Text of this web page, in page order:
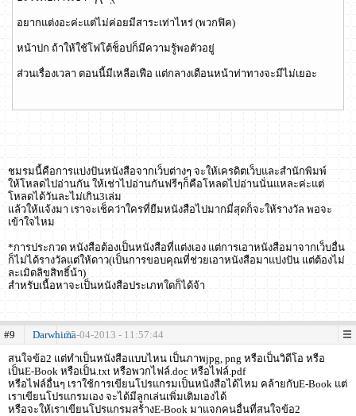
อยากแต่งอะค่ะแต่ไม่ค่อยมีสาระเท่าไหร่ (พวกฟิค)
หน้าปก ถ้าให้ใช้โฟโต้ช็อปก็มีความรู้พอตัวอยู่
ส่วนเรื่องเวลา ตอนนี้มีเหลือเฟือ แต่กลางเดือนหน้าท่าทางจะมีไม่เยอะ
ชมรมนี้คือการแบ่งปันหนังสือจากเว็บต่างๆ จะให้เครดิตเว็บและสำนักพิมพ์
ให้โหลดไปอ่านกัน ให้เช่าไปอ่านกันฟรีๆก็คือโหลดไปอ่านนั่นแหละค่ะแต่
โหลดได้วันละไม่เกิน3เล่ม
แล้วให้แจ้งมา เราจะเช็คว่าใครที่ยืมหนังสือไปมากมี่สุดก็จะให้รางวัล พอจะ
เข้าใจไหม
*การประกวด หนังสือต้องเป็นหนังสือที่แต่งเอง แต่การเอาหนังสือมาจากเว็บอื่น
ก็ไม่ได้รางวัลแต่ให้ดาว(เป็นการขอบคุณที่ช่วยเอาหนังสือมาแบ่งปัน แต่ต้องไม่
ละเมิดลิขสิทธิ์น้า)
สำหรับเนื้อหาจะเป็นหนังสือประเภทใดก็ได้จ้า
#9 Darwhima25-04-2013 - 11:57:44
สนใจข้อ2 แต่ทำเป็นหนังสือแบบไหน เป็นภาพjpg, png หรือเป็นวิดีโอ หรือ
เป็นE-Book หรือเป็น.txt หรือพวกไฟล์.doc หรือไฟล์.pdf
หรือไฟล์อื่นๆ เราใช้การเขียนโปรแกรมเป็นหนังสือได้ไหม คล้ายกับE-Book แต่
เราเขียนโปรแกรมเอง จะได้มีลูกเล่นเพิ่มเติมเองได้
หรือจะให้เราเขียนโปรแกรมสร้างE-Book มาแจกคนอื่นที่สนใจข้อ2